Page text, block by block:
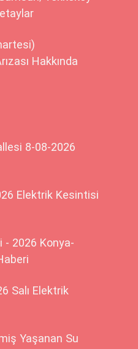
Hakkında
8-08-2026
Elektrik Kesintisi
2026 Konya-
Salı Elektrik
Yaşanan Su